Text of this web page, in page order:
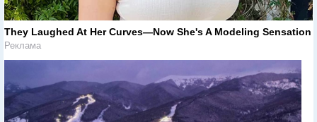
They Laughed At Her Curves—Now She's A Modeling Sensation
Реклама